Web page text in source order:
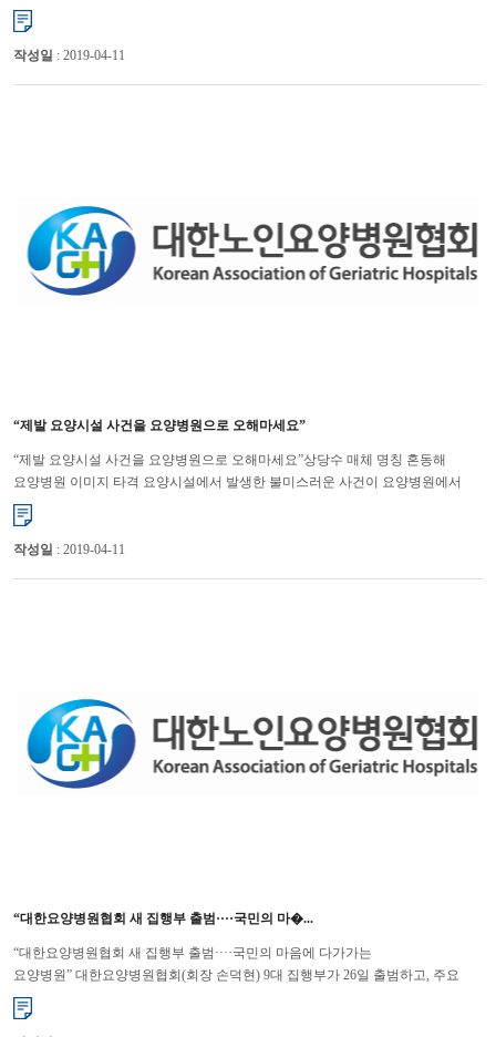
보장해야” 대한요양병원협회(회장 손덕현)는 앞으로 노인인권에 기반한
존엄케어를 ...
작성일 : 2019-04-11
“제발 요양시설 사건을 요양병원으로 오해마세요”
“제발 요양시설 사건을 요양병원으로 오해마세요”상당수 매체 명칭 혼동해
요양병원 이미지 타격 요양시설에서 발생한 불미스러운 사건이 요양병원에서
벌어진 것으로 잘못 기사화되는 사례가 끊이지 않으면서 요양병...
작성일 : 2019-04-11
“대한요양병원협회 새 집행부 출범····국민의 마�...
“대한요양병원협회 새 집행부 출범····국민의 마음에 다가가는
요양병원” 대한요양병원협회(회장 손덕현) 9대 집행부가 26일 출범하고, 주요
임원진들의 구성을 완료했다. 9대 집행부가 내건 비전은 “국민의 마음에 다�...